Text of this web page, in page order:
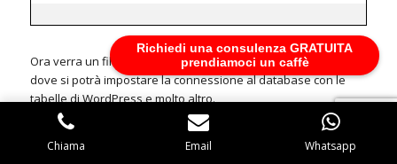
Richiedi una consulenza GRATUITA
prendiamoci un caffè
Ora verra un file di configurazione inconfig/corcel.php
dove si potrà impostare la connessione al database con le
tabelle di WordPress e molto altro.
Configurazione Database
Chiama Email Whatsapp